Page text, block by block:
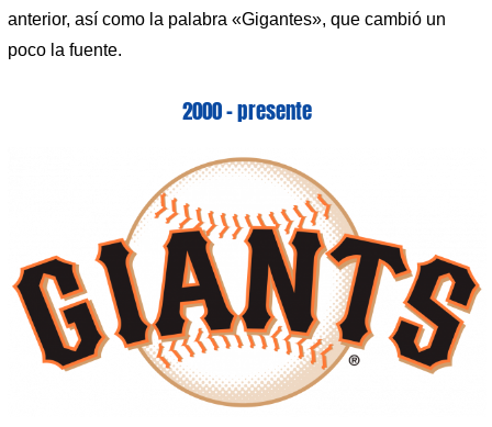
anterior, así como la palabra «Gigantes», que cambió un
poco la fuente.
2000 – presente